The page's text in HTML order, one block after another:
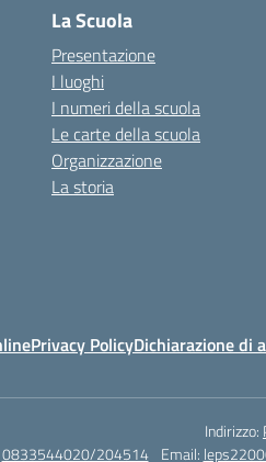
La Scuola
Presentazione
I luoghi
I numeri della scuola
Le carte della scuola
Organizzazione
La storia
Privacy PolicyDichiarazione di
Indirizzo:
0833544020/204514 Email: